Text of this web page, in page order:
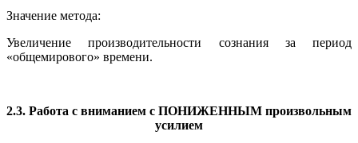
Значение метода:
Увеличение производительности сознания за период
«общемирового» времени.
2.3. Работа с вниманием с ПОНИЖЕННЫМ произвольным
усилием